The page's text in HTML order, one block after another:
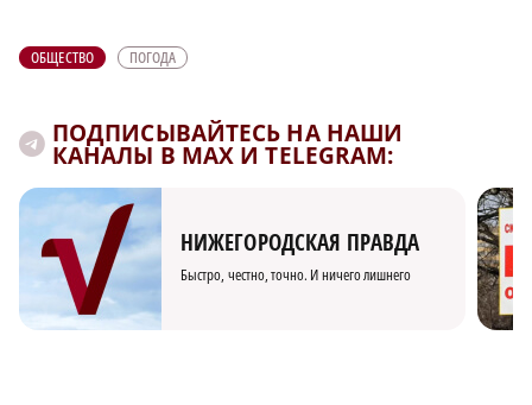
ОБЩЕСТВО ПОГОДА
ПОДПИСЫВАЙТЕСЬ НА НАШИ
КАНАЛЫ В MAX И TELEGRAM:
НИЖЕГОРОДСКАЯ ПРАВДА
Быстро, честно, точно. И ничего лишнего